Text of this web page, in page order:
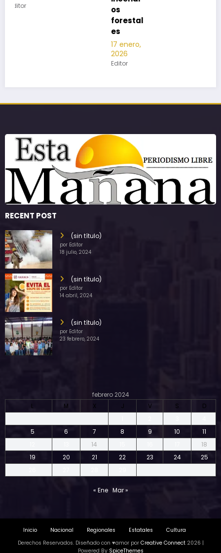
RECENT POST
(sin título)
por Editor
18 julio, 2024
(sin título)
por Editor
14 abril, 2024
(sin título)
por Editor
23 febrero, 2024
febrero 2024
L
M X J V S
D
5
6 7 8 9 10
11
14
18
19
20 21 22 23 24
25
« Ene Mar »
Inicio Nacional Regionales Estatales
Cultura
Derechos Reservados. Diseñado con ♥amor por Creative Connect2026 |
Powered By SpiceThemes